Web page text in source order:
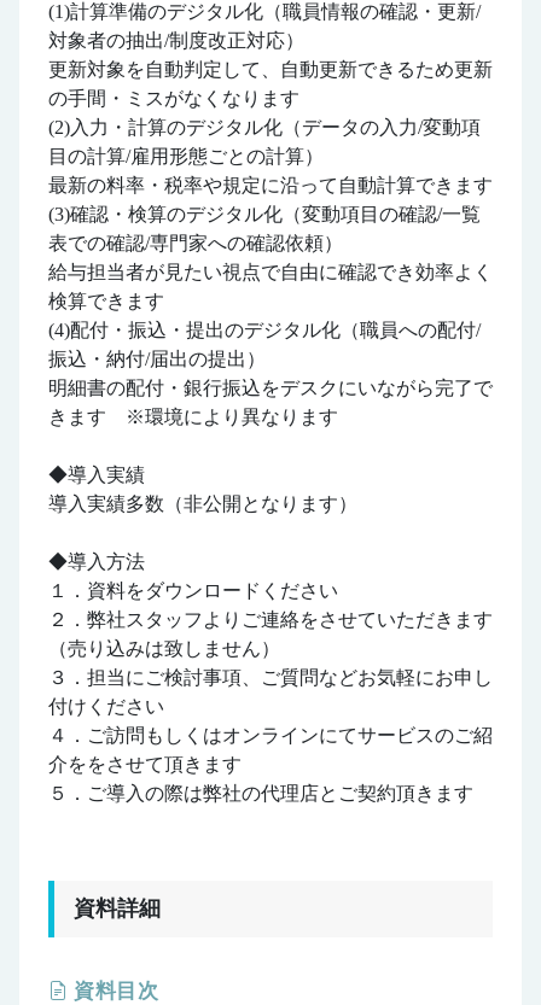
(1)計算準備のデジタル化（職員情報の確認・更新/
対象者の抽出/制度改正対応）
更新対象を自動判定して、自動更新できるため更新
の手間・ミスがなくなります
(2)入力・計算のデジタル化（データの入力/変動項
目の計算/雇用形態ごとの計算）
最新の料率・税率や規定に沿って自動計算できます
(3)確認・検算のデジタル化（変動項目の確認/一覧
表での確認/専門家への確認依頼）
給与担当者が見たい視点で自由に確認でき効率よく
検算できます
(4)配付・振込・提出のデジタル化（職員への配付/
振込・納付/届出の提出）
明細書の配付・銀行振込をデスクにいながら完了で
きます ※環境により異なります
◆導入実績
導入実績多数（非公開となります）
◆導入方法
１．資料をダウンロードください
２．弊社スタッフよりご連絡をさせていただきます
（売り込みは致しません）
３．担当にご検討事項、ご質問などお気軽にお申し
付けください
４．ご訪問もしくはオンラインにてサービスのご紹
介ををさせて頂きます
５．ご導入の際は弊社の代理店とご契約頂きます
資料詳細
資料目次